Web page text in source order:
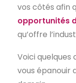
vos côtés afin
opportunités
qu’offre
Voici
vous épanouir